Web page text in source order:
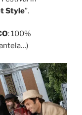
Style”.
: 100%